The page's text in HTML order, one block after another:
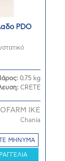
PDO
0.75 kg
CRETE
ΙΚΕ
Chania
ΜΗΝΥΜΑ